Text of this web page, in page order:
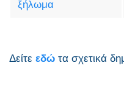
ξήλωμα
Δείτε εδώ τα σχετικά